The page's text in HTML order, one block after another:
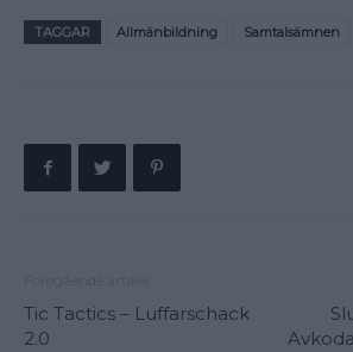
TAGGAR Allmänbildning Samtalsämnen
Tic Tactics – Luffarschack
2.0